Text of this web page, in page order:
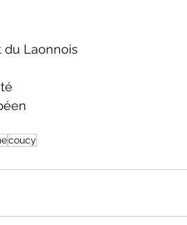
du Laonnois
coucy